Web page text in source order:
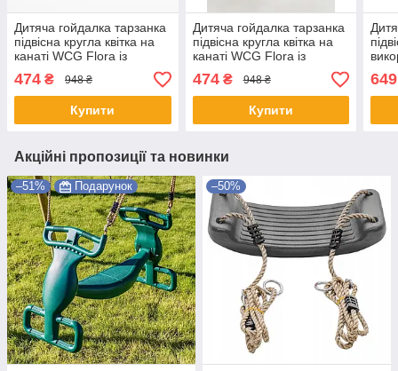
Дитяча гойдалка тарзанка
підвісна кругла квітка на
канаті WCG Flora із
для саду Салатовий
474 ₴ 948 ₴
Купити
Дитяча гойдалка тарзанка
підвісна кругла квітка на
канаті WCG Flora із
для саду Рожевий
474₴ 948 ₴
Купити
та
649
Акційні пропозиції та новинки
–51% Подарунок –50%